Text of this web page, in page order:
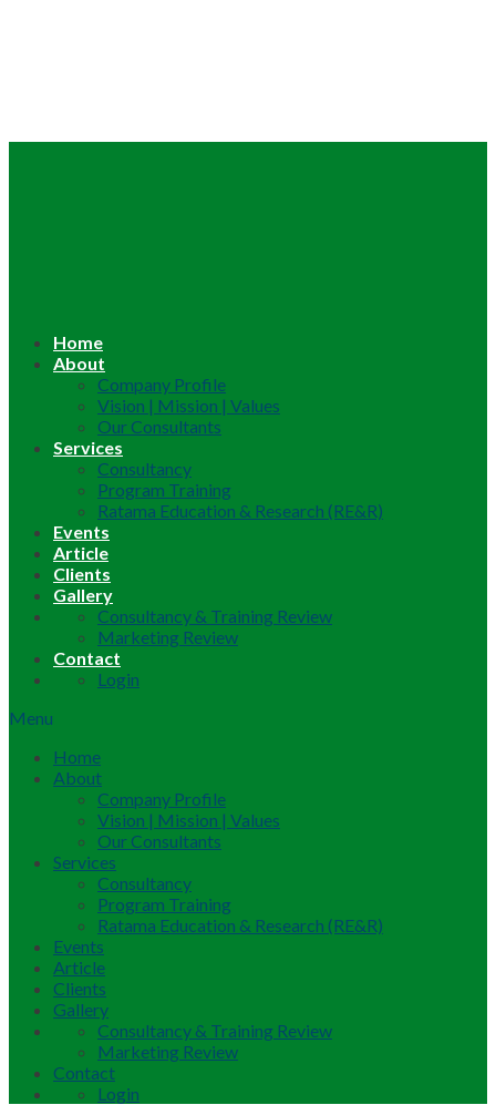
Home
About
Company Profile
Vision | Mission | Values
Our Consultants
Services
Consultancy
Program Training
Ratama Education & Research (RE&R)
Events
Article
Clients
Gallery
Consultancy & Training Review
Marketing Review
Contact
Login
Menu
Home
About
Company Profile
Vision | Mission | Values
Our Consultants
Services
Consultancy
Program Training
Ratama Education & Research (RE&R)
Events
Article
Clients
Gallery
Consultancy & Training Review
Marketing Review
Contact
Login